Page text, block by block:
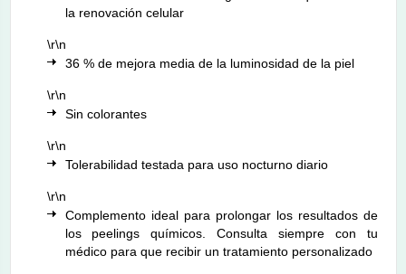
la renovación celular
\r\n
36 % de mejora media de la luminosidad de la piel
\r\n
Sin colorantes
\r\n
Tolerabilidad testada para uso nocturno diario
\r\n
Complemento ideal para prolongar los resultados de
los peelings químicos. Consulta siempre con tu
médico para que recibir un tratamiento personalizado